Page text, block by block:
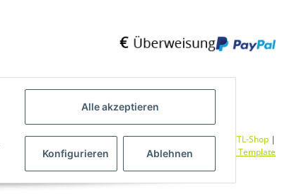
UmsetzungVlarom E-Commerce Agentur| Powered by JTL-Shop |
CLEARIX JTL-Shop Template
Alle akzeptieren
Konfigurieren Ablehnen